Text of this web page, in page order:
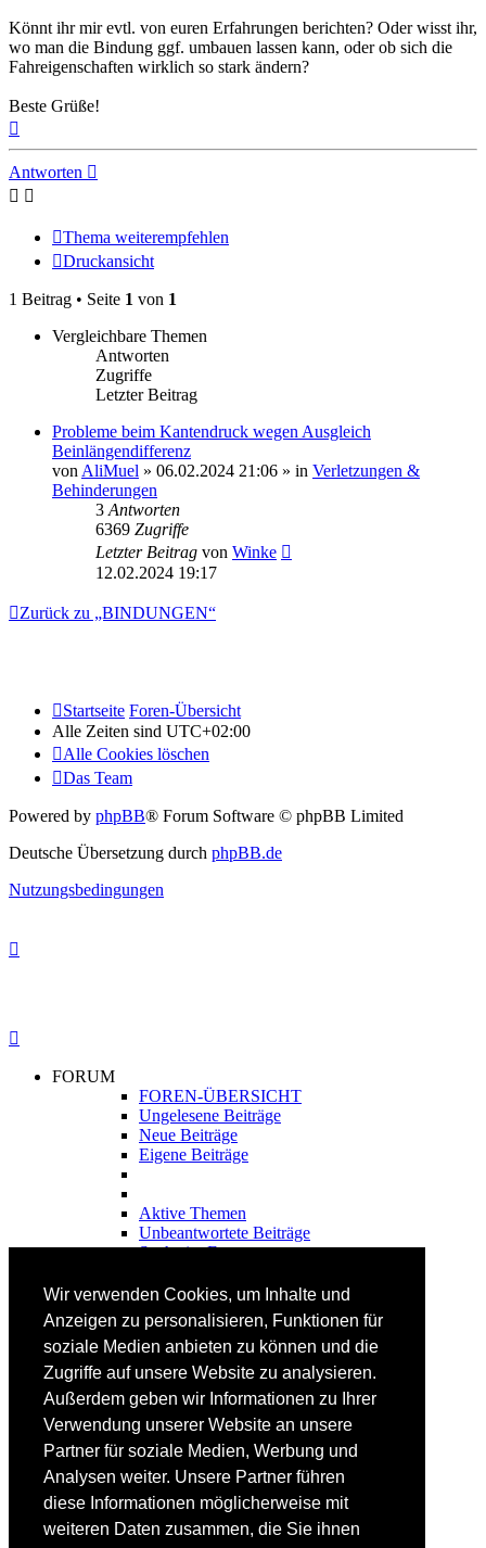
Wir verwenden Cookies, um Inhalte und
Anzeigen zu personalisieren, Funktionen für
soziale Medien anbieten zu können und die
Zugriffe auf unsere Website zu analysieren.
Außerdem geben wir Informationen zu Ihrer
Verwendung unserer Website an unsere
Partner für soziale Medien, Werbung und
Analysen weiter. Unsere Partner führen
diese Informationen möglicherweise mit
weiteren Daten zusammen, die Sie ihnen
Könnt ihr mir evtl. von euren Erfahrungen berichten? Oder wisst ihr,
wo man die Bindung ggf. umbauen lassen kann, oder ob sich die
Fahreigenschaften wirklich so stark ändern?
Beste Grüße!
Antworten
Thema weiterempfehlen
Druckansicht
1 Beitrag • Seite 1 von 1
Vergleichbare Themen
Antworten
Zugriffe
Letzter Beitrag
Probleme beim Kantendruck wegen Ausgleich
Beinlängendifferenz
von AliMuel » 06.02.2024 21:06 » in Verletzungen &
Behinderungen
3 Antworten
6369 Zugriffe
Letzter Beitrag von Winke
12.02.2024 19:17
Zurück zu „BINDUNGEN“
Startseite Foren-Übersicht
Alle Zeiten sind UTC+02:00
Alle Cookies löschen
Das Team
Powered by phpBB® Forum Software © phpBB Limited
Deutsche Übersetzung durch phpBB.de
Nutzungsbedingungen
FORUM
FOREN-ÜBERSICHT
Ungelesene Beiträge
Neue Beiträge
Eigene Beiträge
Aktive Themen
Unbeantwortete Beiträge
Suche im Forum
FAHRTECHNIK
Fortgeschrittene
Lehrplan
Videoanalyse
SKI
SKITEST
Ski-FAQ
Tipps Ski-Kauf
Ski-Typen
Skishops